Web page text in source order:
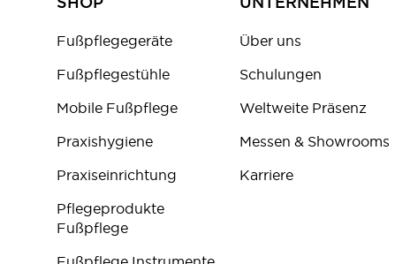
Fußpflegegeräte
Fußpflegestühle
Mobile Fußpflege
Praxishygiene
Praxiseinrichtung
Pflegeprodukte
Fußpflege
Über uns
Schulungen
Weltweite Präsenz
Messen & Showrooms
Karriere